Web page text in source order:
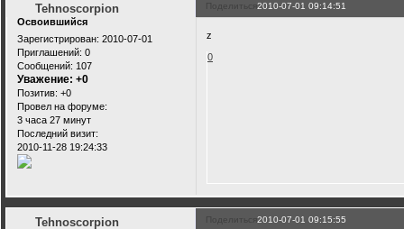
Поделиться2010-07-01 09:14:51
Tehnoscorpion
Освоившийся
Зарегистрирован: 2010-07-01
Приглашений: 0
Сообщений: 107
Уважение: +0
Позитив: +0
Провел на форуме:
3 часа 27 минут
Последний визит:
2010-11-28 19:24:33
z
0
Поделиться2010-07-01 09:15:55
Tehnoscorpion